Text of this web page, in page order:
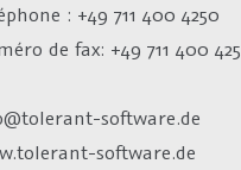
: +49 711 400 4250
de fax: +49 711 400 425
software.de
software.de